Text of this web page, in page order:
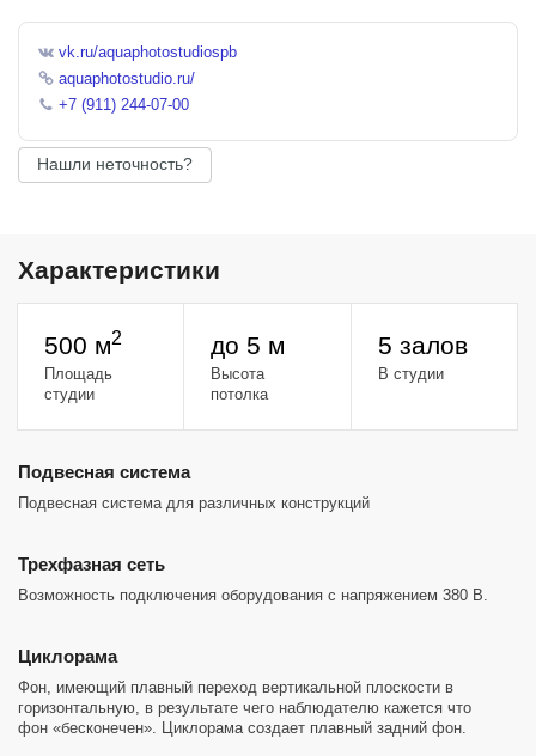
vk.ru/aquaphotostudiospb
aquaphotostudio.ru/
+7 (911) 244-07-00
Нашли неточность?
Характеристики
500 м2
Площадь
студии
до 5 м
Высота
потолка
5 залов
В студии
Подвесная система
Подвесная система для различных конструкций
Трехфазная сеть
Возможность подключения оборудования с напряжением 380 В.
Циклорама
Фон, имеющий плавный переход вертикальной плоскости в
горизонтальную, в результате чего наблюдателю кажется что
фон «бесконечен». Циклорама создает плавный задний фон.